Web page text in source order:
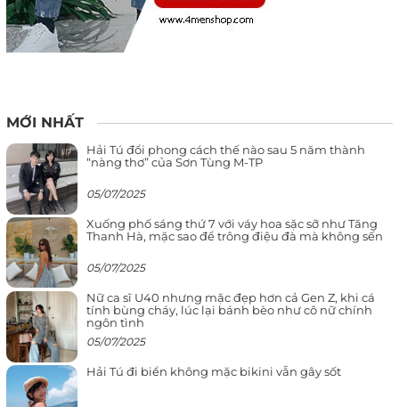
MỚI NHẤT
Hải Tú đổi phong cách thế nào sau 5 năm thành
“nàng thơ” của Sơn Tùng M-TP
05/07/2025
Xuống phố sáng thứ 7 với váy hoa sặc sỡ như Tăng
Thanh Hà, mặc sao để trông điệu đà mà không sến
05/07/2025
Nữ ca sĩ U40 nhưng mặc đẹp hơn cả Gen Z, khi cá
tính bùng cháy, lúc lại bánh bèo như cô nữ chính
ngôn tình
05/07/2025
Hải Tú đi biển không mặc bikini vẫn gây sốt